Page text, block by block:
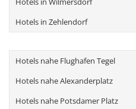
Hotels in Zehlendorf
Hotels nahe Flughafen Tegel
Hotels nahe Alexanderplatz
Hotels nahe Potsdamer Platz